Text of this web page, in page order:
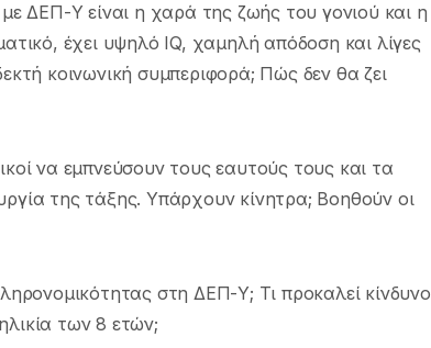
ΔΕΠ-Υ είναι η χαρά της ζωής του γονιού και η
έχει υψηλό IQ, χαμηλή απόδοση και λίγες
κοινωνική συμπεριφορά; Πώς δεν θα ζει
να εμπνεύσουν τους εαυτούς τους και τα
της τάξης. Υπάρχουν κίνητρα; Βοηθούν οι
στη ΔΕΠ-Υ; Τι προκαλεί κίνδυνο
των 8 ετών;